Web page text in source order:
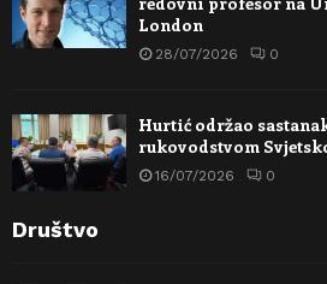
London
28/07/2026 0
Hurtić održao
rukovodstvom
16/07/2026 0
Društvo